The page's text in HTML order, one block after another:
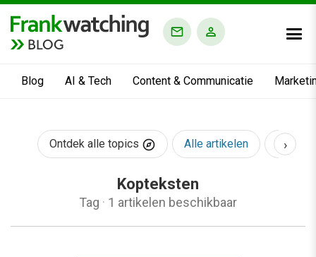
BLOG
Blog AI & Tech Content & Communicatie
Ontdek alle topics Alle artikelen AI &
›
Kopteksten
Tag · 1 artikelen beschikbaar